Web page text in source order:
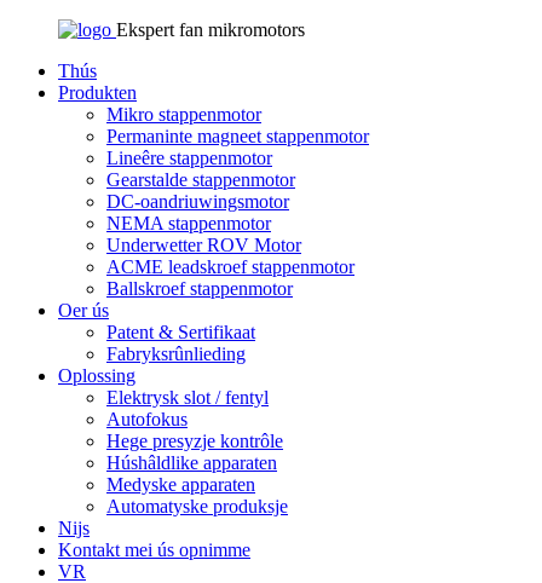
Ekspert fan mikromotors
Thús
Produkten
Mikro stappenmotor
Permaninte magneet stappenmotor
Lineêre stappenmotor
Gearstalde stappenmotor
DC-oandriuwingsmotor
NEMA stappenmotor
Underwetter ROV Motor
ACME leadskroef stappenmotor
Ballskroef stappenmotor
Oer ús
Patent & Sertifikaat
Fabryksrûnlieding
Oplossing
Elektrysk slot / fentyl
Autofokus
Hege presyzje kontrôle
Húshâldlike apparaten
Medyske apparaten
Automatyske produksje
Nijs
Kontakt mei ús opnimme
VR